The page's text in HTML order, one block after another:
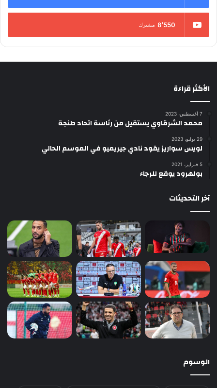
8٬550 مشترك
الأكثر قراءة
7 أغسطس، 2023
محمد الشرقاوي يستقيل من رئاسة اتحاد طنجة
29 يوليو، 2023
لويس سواريز يقود نادي جيريميو في الموسم الحالي
5 فبراير، 2021
بولهرود يوقع للرجاء
آخر التحديثات
الوسوم